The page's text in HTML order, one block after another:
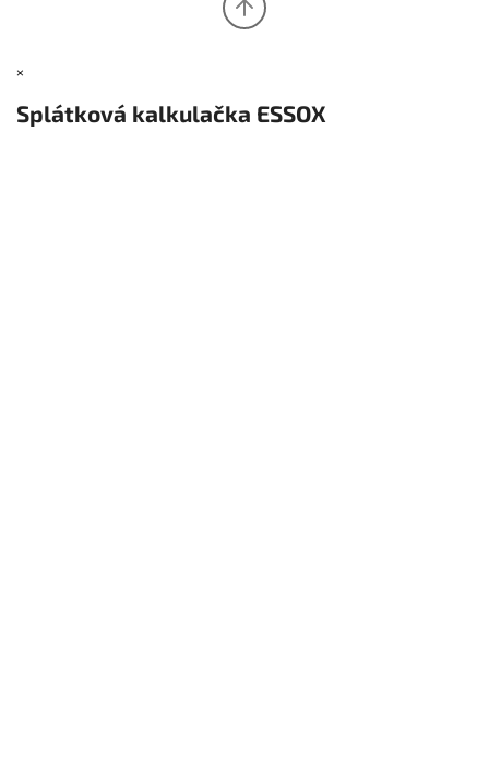
×
Splátková kalkulačka ESSOX